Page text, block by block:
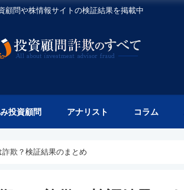
顧問や株情報サイトの検証結果を掲載中
投資顧問 アナリスト コラム
欺？検証結果のまとめ